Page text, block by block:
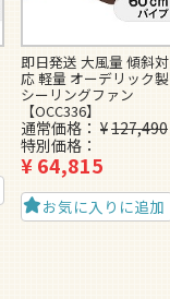
即日発送 大風量 傾斜対
応 軽量 オーデリック製
シーリングファン
【OCC336】
通常価格 ¥127,490
特別価格
¥64,815
お気に入りに追加